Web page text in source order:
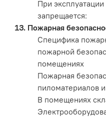
При
запрещается:
Пожарная
Специфика
пожарной
помещениях
Пожарная
пиломатериалов
В помещениях